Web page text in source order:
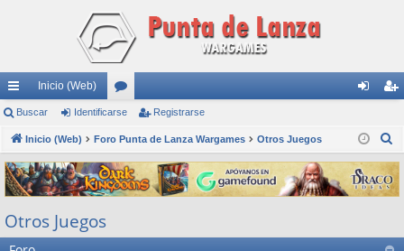
nl
ac
es
rá
pi
do
Inicio (Web)
or
os nti
fic
ar
ist
ra
rs
Buscar Identificarse Registrarse
Inicio (Web) Foro Punta de Lanza Wargames Otros Juegos
s
c
r
Otros Juegos